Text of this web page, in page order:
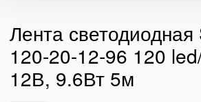
Лента
120-20-12-96 120
12В, 9.6Вт 5м